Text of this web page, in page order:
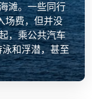
滩。一些同行
场费，但并没
，乘公共汽车
泳和浮潜，甚至